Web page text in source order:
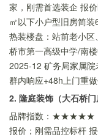
家，刚需首选装企 报
㎡以下小户型旧房简
热装楼盘：站前老小
桥市第一高级中学/南
2025-12 矿务局家属
群内响应+48h上门重
2. 隆庭装饰（大石桥门
品牌指数：★★★★★
报价；刚需品控标杆